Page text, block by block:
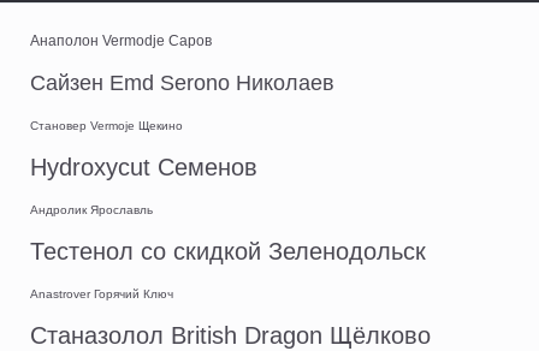
Анаполон Vermodje Саров
Сайзен Emd Serono Николаев
Становер Vermoje Щекино
Hydroxycut Семенов
Андролик Ярославль
Тестенол со скидкой Зеленодольск
Anastrover Горячий Ключ
Станазолол British Dragon Щёлково